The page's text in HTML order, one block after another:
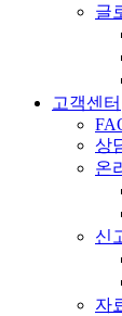
글
고객센터
상
온
신
자